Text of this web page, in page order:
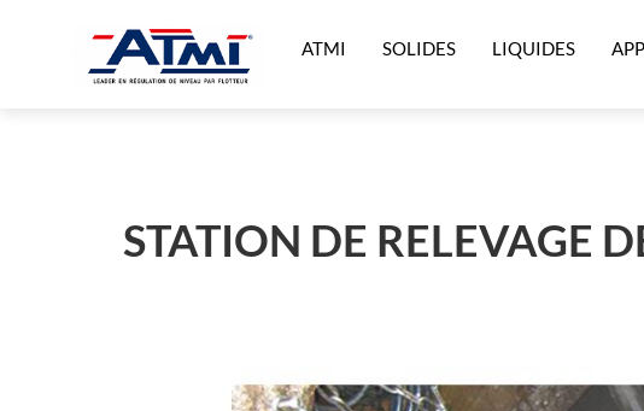
ATMI SOLIDES LIQUIDES
STATION DE RELEVAGE